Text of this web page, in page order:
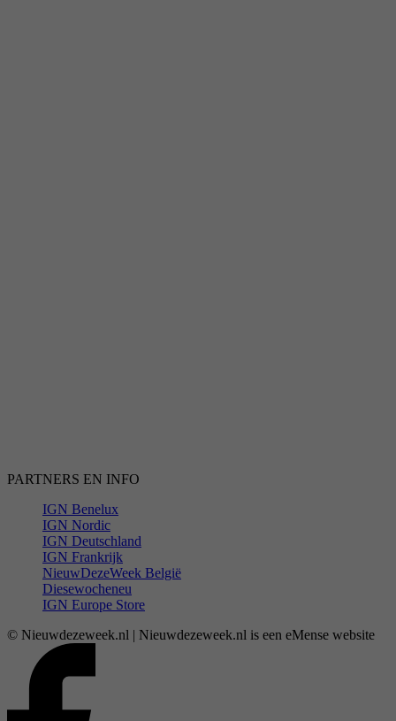
PARTNERS EN INFO
IGN Benelux
IGN Nordic
IGN Deutschland
IGN Frankrijk
NieuwDezeWeek België
Diesewocheneu
IGN Europe Store
© Nieuwdezeweek.nl | Nieuwdezeweek.nl is een eMense website